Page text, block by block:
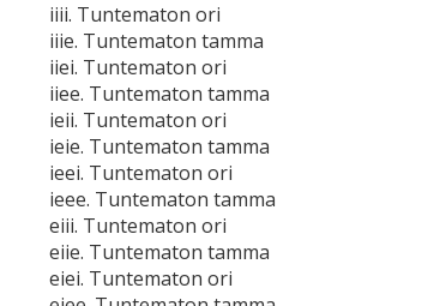
iiii. Tuntematon ori
iiie. Tuntematon tamma
iiei. Tuntematon ori
iiee. Tuntematon tamma
ieii. Tuntematon ori
ieie. Tuntematon tamma
ieei. Tuntematon ori
ieee. Tuntematon tamma
eiii. Tuntematon ori
eiie. Tuntematon tamma
eiei. Tuntematon ori